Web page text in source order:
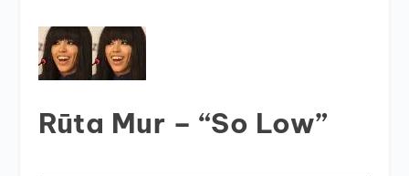
Rūta Mur – “So Low”